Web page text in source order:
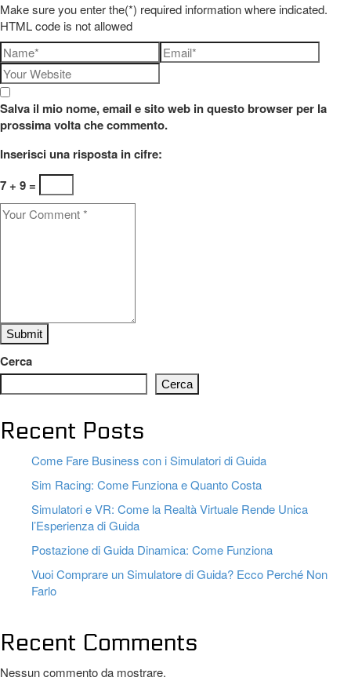
Make sure you enter the(*) required information where indicated.
HTML code is not allowed
Salva il mio nome, email e sito web in questo browser per la
prossima volta che commento.
Inserisci una risposta in cifre:
7 + 9 =
Cerca
Cerca
Recent Posts
Come Fare Business con i Simulatori di Guida
Sim Racing: Come Funziona e Quanto Costa
Simulatori e VR: Come la Realtà Virtuale Rende Unica
l’Esperienza di Guida
Postazione di Guida Dinamica: Come Funziona
Vuoi Comprare un Simulatore di Guida? Ecco Perché Non
Farlo
Recent Comments
Nessun commento da mostrare.